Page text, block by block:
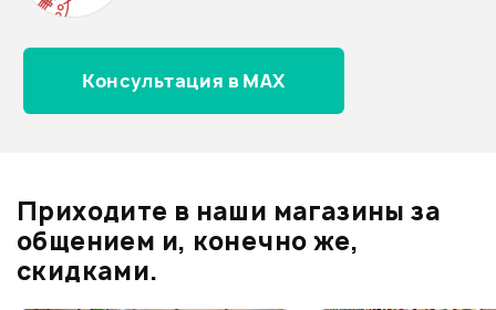
Электроакустика
Sire A3 (DS) NT
KGST10
AMSG-10
Оценка5
Оценка4
Оценка1
Консультация в MAX
Приходите в наши магазины за
общением и, конечно же,
скидками.